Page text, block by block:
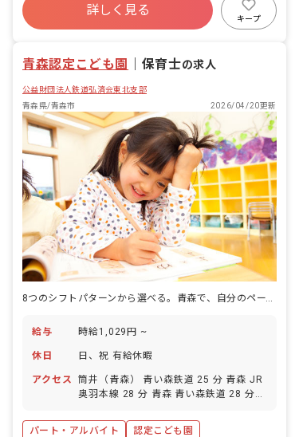
寮・住宅・家賃補助あり
社会保険完備
昇給昇進あり
産休育休制度
詳しく見る
キープ
青森認定こども園 保育士の求人
公益財団法人鉄道弘済会東北支部
青森県/青森市
2026/04/20更新
給与 時給1,029円 ~
休日 日、祝 有給休暇
アクセス
筒井（青森） 青い森鉄道 25 分 青森 JR
奥羽本線 28 分 青森 青い森鉄道 28 分
パート・アルバイト
認定こども園